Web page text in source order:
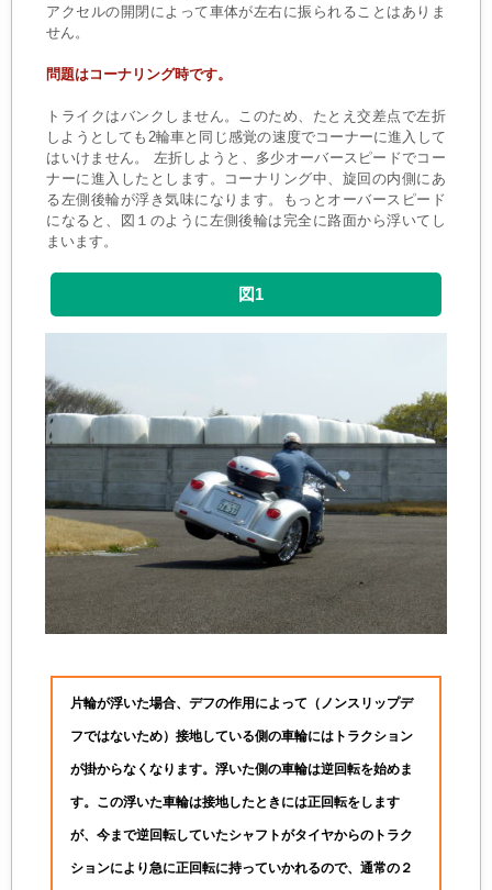
アクセルの開閉によって車体が左右に振られることはありま
せん。
問題はコーナリング時です。
トライクはバンクしません。このため、たとえ交差点で左折
しようとしても2輪車と同じ感覚の速度でコーナーに進入して
はいけません。 左折しようと、多少オーバースピードでコー
ナーに進入したとします。コーナリング中、旋回の内側にあ
る左側後輪が浮き気味になります。もっとオーバースピード
になると、図１のように左側後輪は完全に路面から浮いてし
まいます。
図1
片輪が浮いた場合、デフの作用によって（ノンスリップデ
フではないため）接地している側の車輪にはトラクション
が掛からなくなります。浮いた側の車輪は逆回転を始めま
す。この浮いた車輪は接地したときには正回転をします
が、今まで逆回転していたシャフトがタイヤからのトラク
ションにより急に正回転に持っていかれるので、通常の２